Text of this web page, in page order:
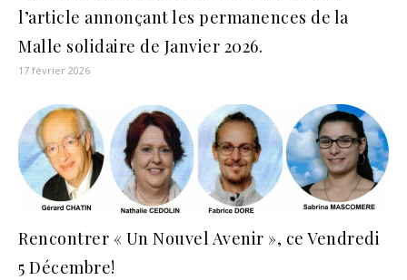
l’article annonçant les permanences de la
Malle solidaire de Janvier 2026.
17 février 2026
Rencontrer « Un Nouvel Avenir », ce Vendredi
5 Décembre!